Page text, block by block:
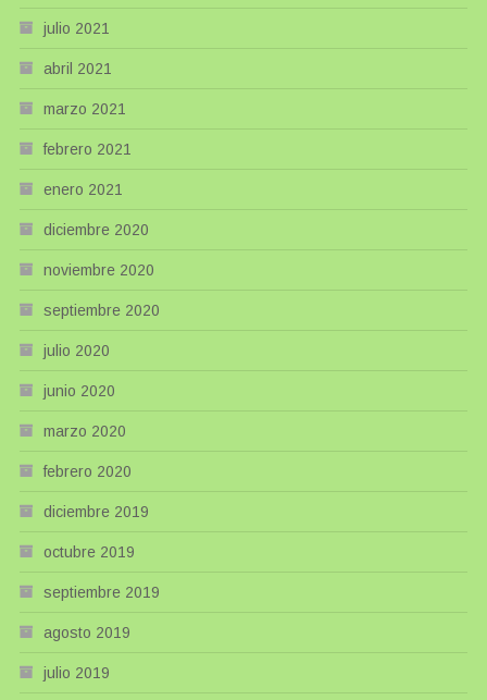
julio 2021
abril 2021
marzo 2021
febrero 2021
enero 2021
diciembre 2020
noviembre 2020
septiembre 2020
julio 2020
junio 2020
marzo 2020
febrero 2020
diciembre 2019
octubre 2019
septiembre 2019
agosto 2019
julio 2019